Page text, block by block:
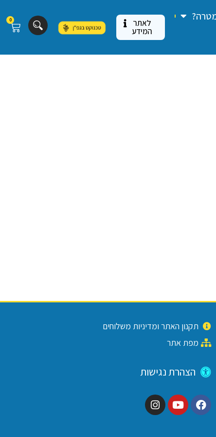
לאתר
המידע
0
תקנון האתר ומדיניות משלוחים
מפת אתר
הצהרת נגישות